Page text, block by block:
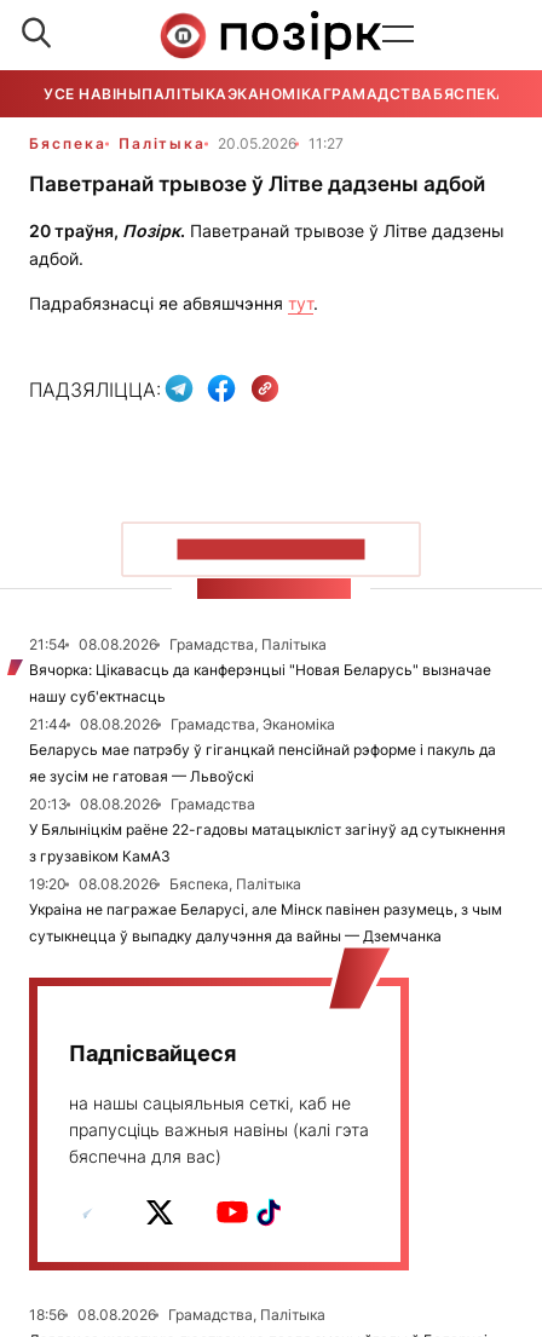
УСЕ НАВІНЫПАЛІТЫКАЭКАНОМІКАГРАМАДСТВАБЯСПЕКА
Бяспека Палітыка 20.05.2026 11:27
Паветранай трывозе ў Літве дадзены адбой
20 траўня, Позірк. Паветранай трывозе ў Літве дадзены
адбой.
Падрабязнасці яе абвяшчэння тут.
ПАДЗЯЛІЦЦА:
21:54 08.08.2026
Грамадства, Палітыка
Вячорка: Цікавасць да канферэнцыі "Новая Беларусь" вызначае
нашу суб'ектнасць
21:44
08.08.2026
Грамадства, Эканоміка
Беларусь мае патрэбу ў гіганцкай пенсійнай рэформе і пакуль да
яе зусім не гатовая — Львоўскі
20:13
08.08.2026
Грамадства
У Бялыніцкім раёне 22-гадовы матацыкліст загінуў ад сутыкнення
з грузавіком КамАЗ
19:20
08.08.2026
Бяспека, Палітыка
Украіна не пагражае Беларусі, але Мінск павінен разумець, з чым
сутыкнецца ў выпадку далучэння да вайны — Дземчанка
Падпісвайцеся
на нашы сацыяльныя сеткі, каб не
прапусціць важныя навіны (калі гэта
бяспечна для вас)
18:56 08.08.2026
Грамадства, Палітыка